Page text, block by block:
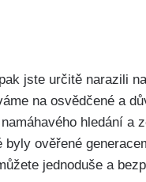
jste určitě narazili‍
na osvědčené‍ a
hledání a
ověřené
jednoduše a